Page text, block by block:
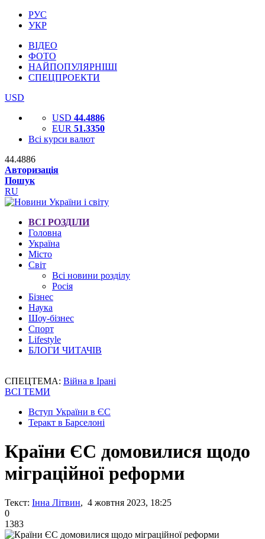
РУС
УКР
ВІДЕО
ФОТО
НАЙПОПУЛЯРНІШІ
СПЕЦПРОЕКТИ
USD
USD 44.4886
EUR 51.3350
Всі курси валют
44.4886
Авторизація
Пошук
RU
ВСІ РОЗДІЛИ
Головна
Україна
Місто
Світ
Всі новини розділу
Росія
Бізнес
Наука
Шоу-бізнес
Спорт
Lifestyle
БЛОГИ ЧИТАЧІВ
СПЕЦТЕМА: Війна в Ірані
ВСІ ТЕМИ
Вступ України в ЄС
Теракт в Барселоні
Країни ЄС домовилися щодо
міграційної реформи
Текст: Інна Літвин, 4 жовтня 2023, 18:25
0
1383